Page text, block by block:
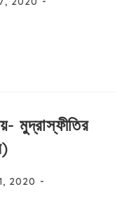
মুদ্রাস্ফীতির
2020